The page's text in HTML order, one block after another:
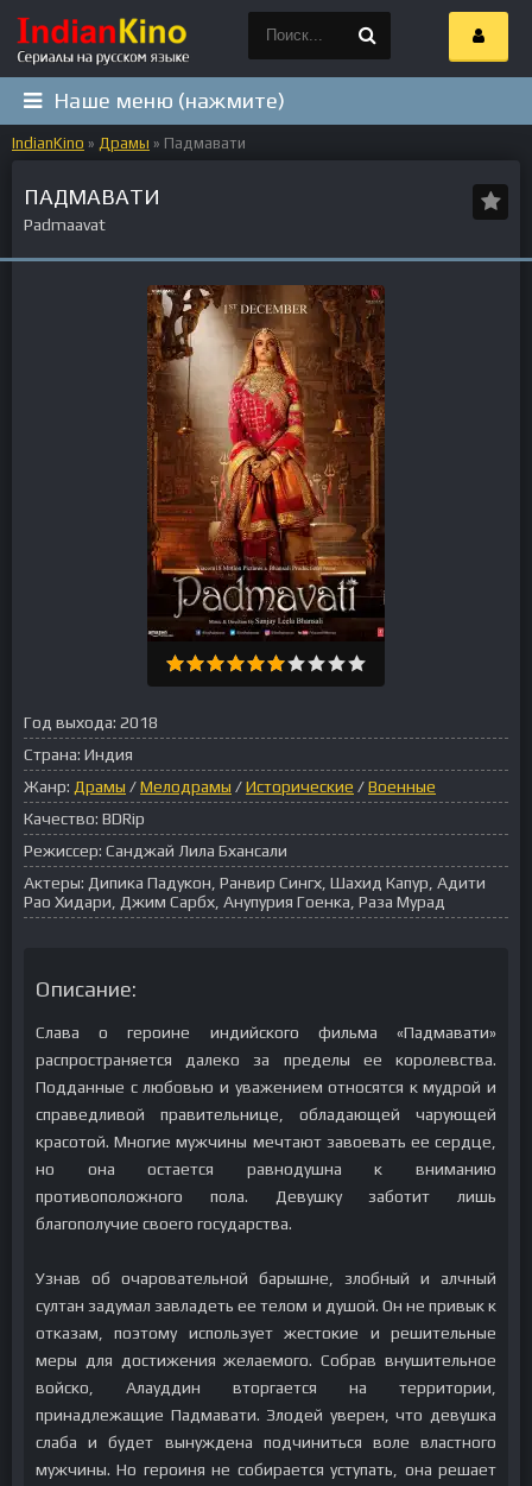
Наше меню (нажмите)
IndianKino » Драмы » Падмавати
ПАДМАВАТИ
Padmaavat
Год выхода: 2018
Страна: Индия
Жанр: Драмы /Мелодрамы /Исторические /Военные
Качество: BDRip
Режиссер: Санджай Лила Бхансали
Актеры: Дипика Падукон, Ранвир Сингх, Шахид Капур, Адити
Рао Хидари, Джим Сарбх, Анупурия Гоенка, Раза Мурад
Описание:
Слава о героине индийского фильма «Падмавати»
распространяется далеко за пределы ее королевства.
Подданные с любовью и уважением относятся к мудрой и
справедливой правительнице, обладающей чарующей
красотой. Многие мужчины мечтают завоевать ее сердце,
но она остается равнодушна к вниманию
противоположного пола. Девушку заботит лишь
благополучие своего государства.
Узнав об очаровательной барышне, злобный и алчный
султан задумал завладеть ее телом и душой. Он не привык к
отказам, поэтому использует жестокие и решительные
меры для достижения желаемого. Собрав внушительное
войско, Алауддин вторгается на территории,
принадлежащие Падмавати. Злодей уверен, что девушка
слаба и будет вынуждена подчиниться воле властного
мужчины. Но героиня не собирается уступать, она решает